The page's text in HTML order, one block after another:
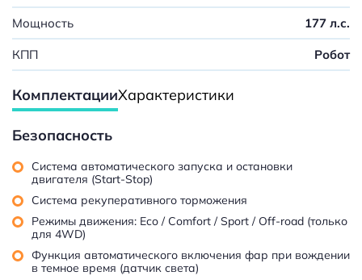
Мощность 177 л.с.
КПП Робот
КомплектацииХарактеристики
Безопасность
Система автоматического запуска и остановки
двигателя (Start-Stop)
Система рекуперативного торможения
Режимы движения: Eco / Comfort / Sport / Off-road (только
для 4WD)
Функция автоматического включения фар при вождении
в темное время (датчик света)